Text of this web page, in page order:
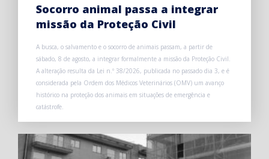
Socorro animal passa a integrar
missão da Proteção Civil
A busca, o salvamento e o socorro de animais passam, a partir de
sábado, 8 de agosto, a integrar formalmente a missão da Proteção Civil.
A alteração resulta da Lei n.º 38/2026, publicada no passado dia 3, e é
considerada pela Ordem dos Médicos Veterinários (OMV) um avanço
histórico na proteção dos animais em situações de emergência e
catástrofe.